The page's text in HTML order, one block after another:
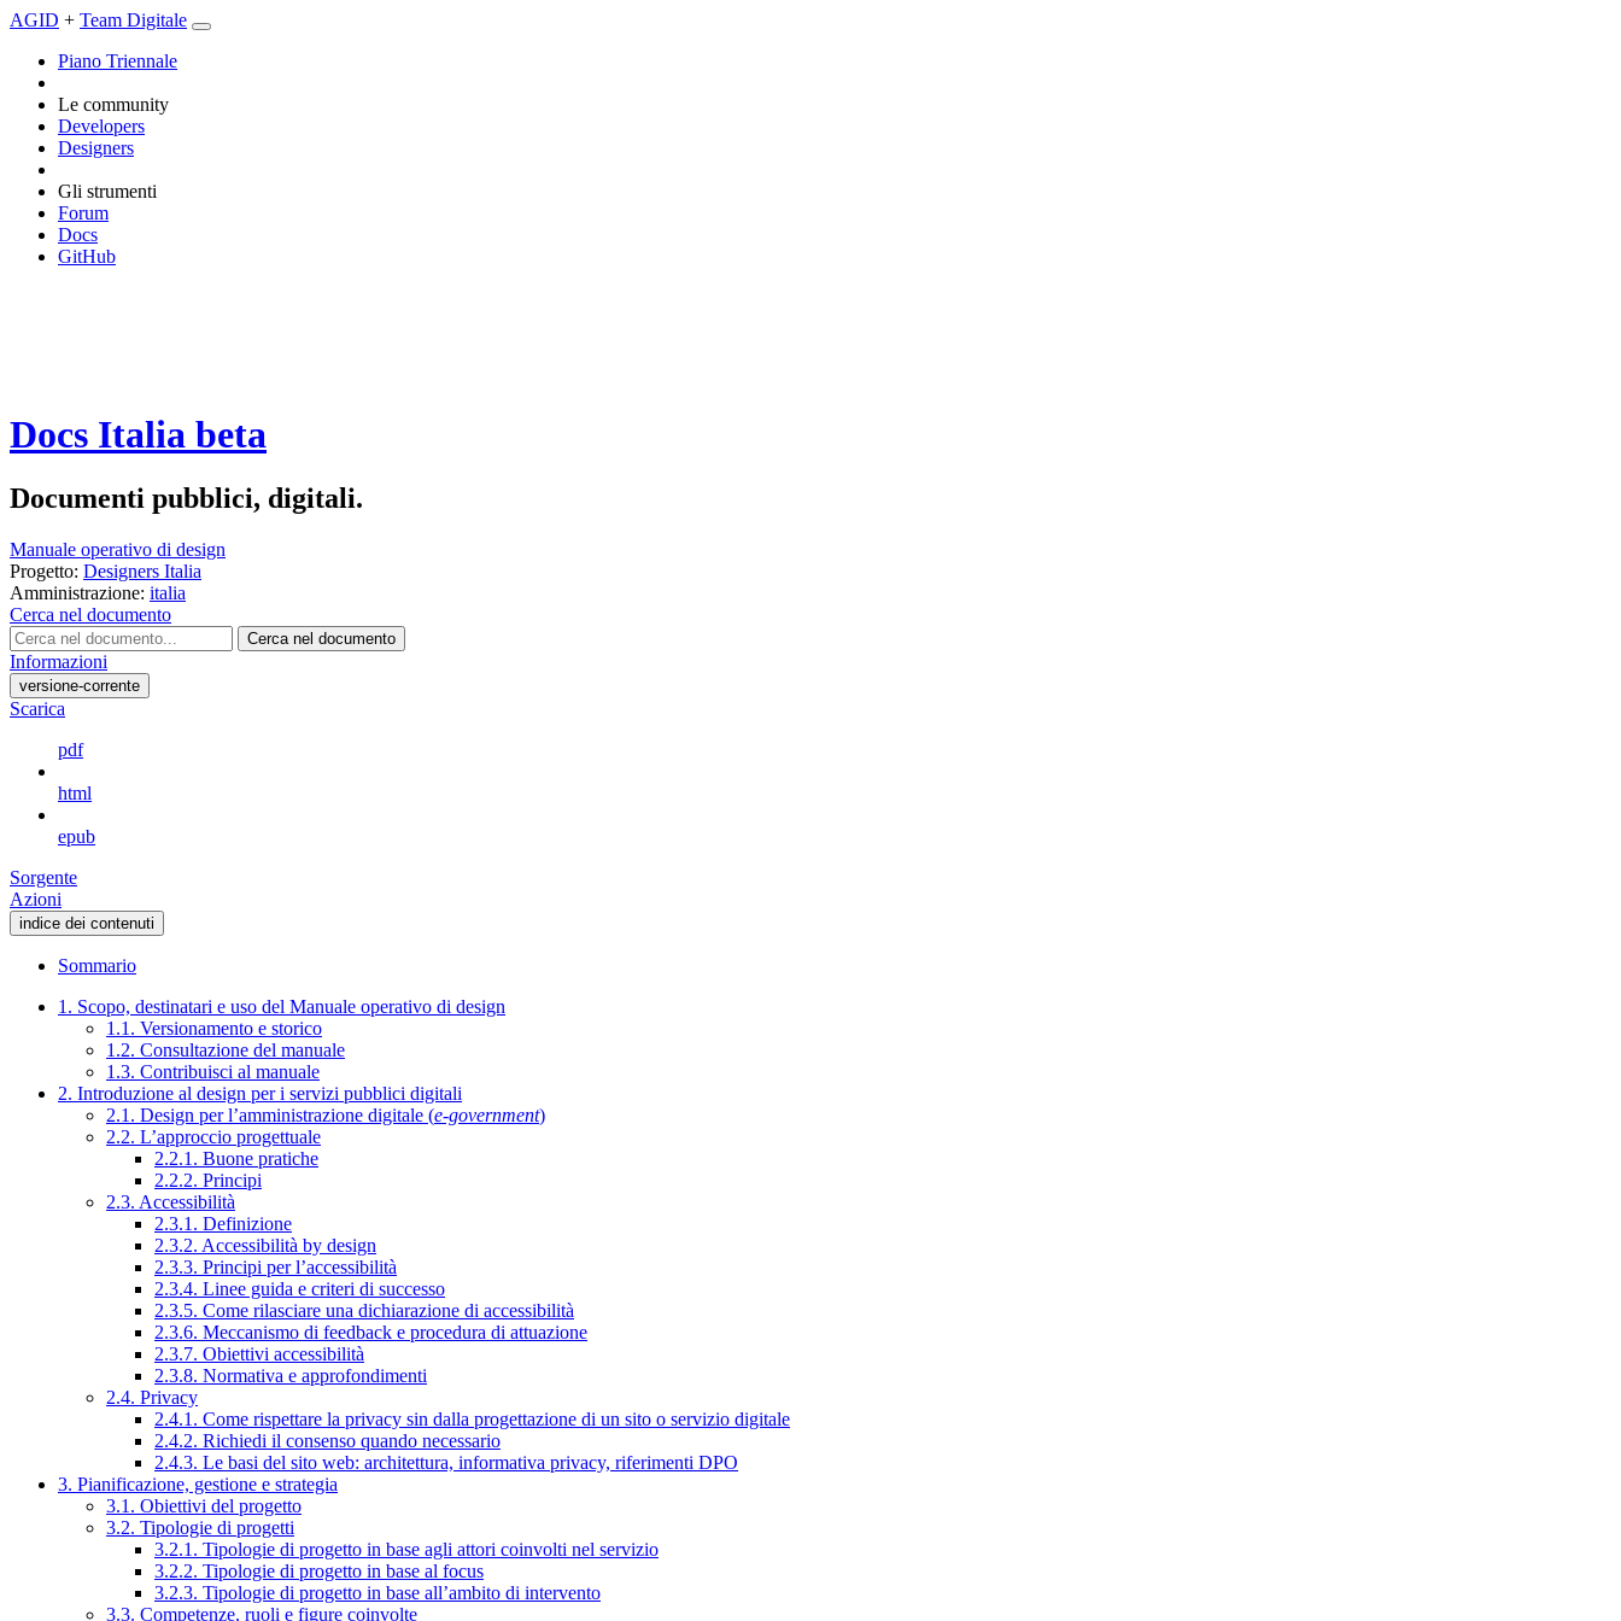
AGID + Team Digitale
Piano Triennale
Le community
Developers
Designers
Gli strumenti
Forum
Docs
GitHub
Docs Italia beta
Documenti pubblici, digitali.
Manuale operativo di design
Progetto: Designers Italia
Amministrazione: italia
Cerca nel documento
Cerca nel documento
Informazioni
versione-corrente
Scarica
pdf
html
epub
Sorgente
Azioni
indice dei contenuti
Sommario
1. Scopo, destinatari e uso del Manuale operativo di design
1.1. Versionamento e storico
1.2. Consultazione del manuale
1.3. Contribuisci al manuale
2. Introduzione al design per i servizi pubblici digitali
2.1. Design per l’amministrazione digitale (e-government)
2.2. L’approccio progettuale
2.2.1. Buone pratiche
2.2.2. Principi
2.3. Accessibilità
2.3.1. Definizione
2.3.2. Accessibilità by design
2.3.3. Principi per l’accessibilità
2.3.4. Linee guida e criteri di successo
2.3.5. Come rilasciare una dichiarazione di accessibilità
2.3.6. Meccanismo di feedback e procedura di attuazione
2.3.7. Obiettivi accessibilità
2.3.8. Normativa e approfondimenti
2.4. Privacy
2.4.1. Come rispettare la privacy sin dalla progettazione di un sito o servizio digitale
2.4.2. Richiedi il consenso quando necessario
2.4.3. Le basi del sito web: architettura, informativa privacy, riferimenti DPO
3. Pianificazione, gestione e strategia
3.1. Obiettivi del progetto
3.2. Tipologie di progetti
3.2.1. Tipologie di progetto in base agli attori coinvolti nel servizio
3.2.2. Tipologie di progetto in base al focus
3.2.3. Tipologie di progetto in base all’ambito di intervento
3.3. Competenze, ruoli e figure coinvolte